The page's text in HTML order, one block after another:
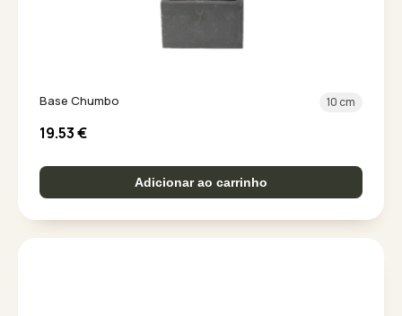
Base Chumbo 10 cm
19.53€
Adicionar ao carrinho